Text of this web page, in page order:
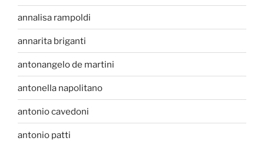
annalisa rampoldi
annarita briganti
antonangelo de martini
antonella napolitano
antonio cavedoni
antonio patti